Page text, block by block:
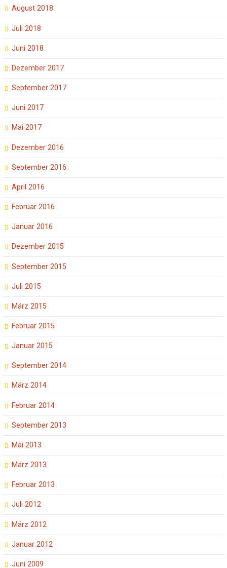
August 2018
Juli 2018
Juni 2018
Dezember 2017
September 2017
Juni 2017
Mai 2017
Dezember 2016
September 2016
April 2016
Februar 2016
Januar 2016
Dezember 2015
September 2015
Juli 2015
März 2015
Februar 2015
Januar 2015
September 2014
März 2014
Februar 2014
September 2013
Mai 2013
März 2013
Februar 2013
Juli 2012
März 2012
Januar 2012
Juni 2009